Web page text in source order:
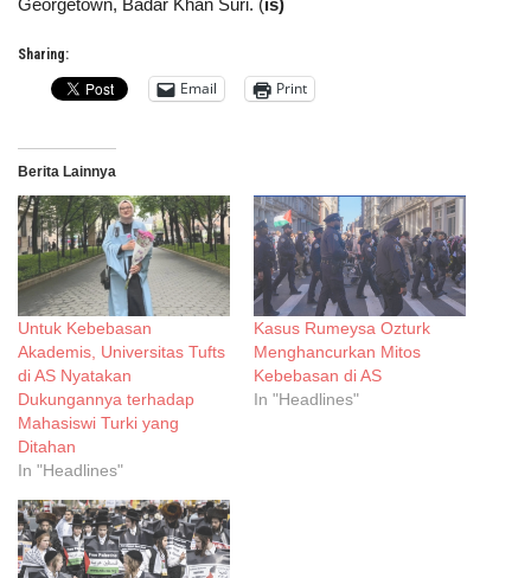
Sharing:
Email Print
Berita Lainnya
Untuk Kebebasan
Akademis, Universitas Tufts
di AS Nyatakan
Dukungannya terhadap
Mahasiswi Turki yang
Ditahan
In "Headlines"
Kasus Rumeysa Ozturk
Menghancurkan Mitos
Kebebasan di AS
In "Headlines"